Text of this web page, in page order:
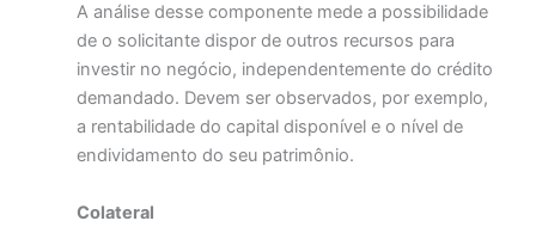
A análise desse componente mede a possibilidade
de o solicitante dispor de outros recursos para
investir no negócio, independentemente do crédito
demandado. Devem ser observados, por exemplo,
a rentabilidade do capital disponível e o nível de
endividamento do seu patrimônio.
Colateral